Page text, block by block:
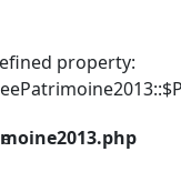
property: